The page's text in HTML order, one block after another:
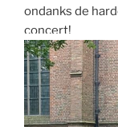
ondanks de
concert!